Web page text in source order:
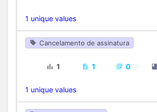
1 unique values
Cancelamento de assinatura
1 1 0
1 unique values